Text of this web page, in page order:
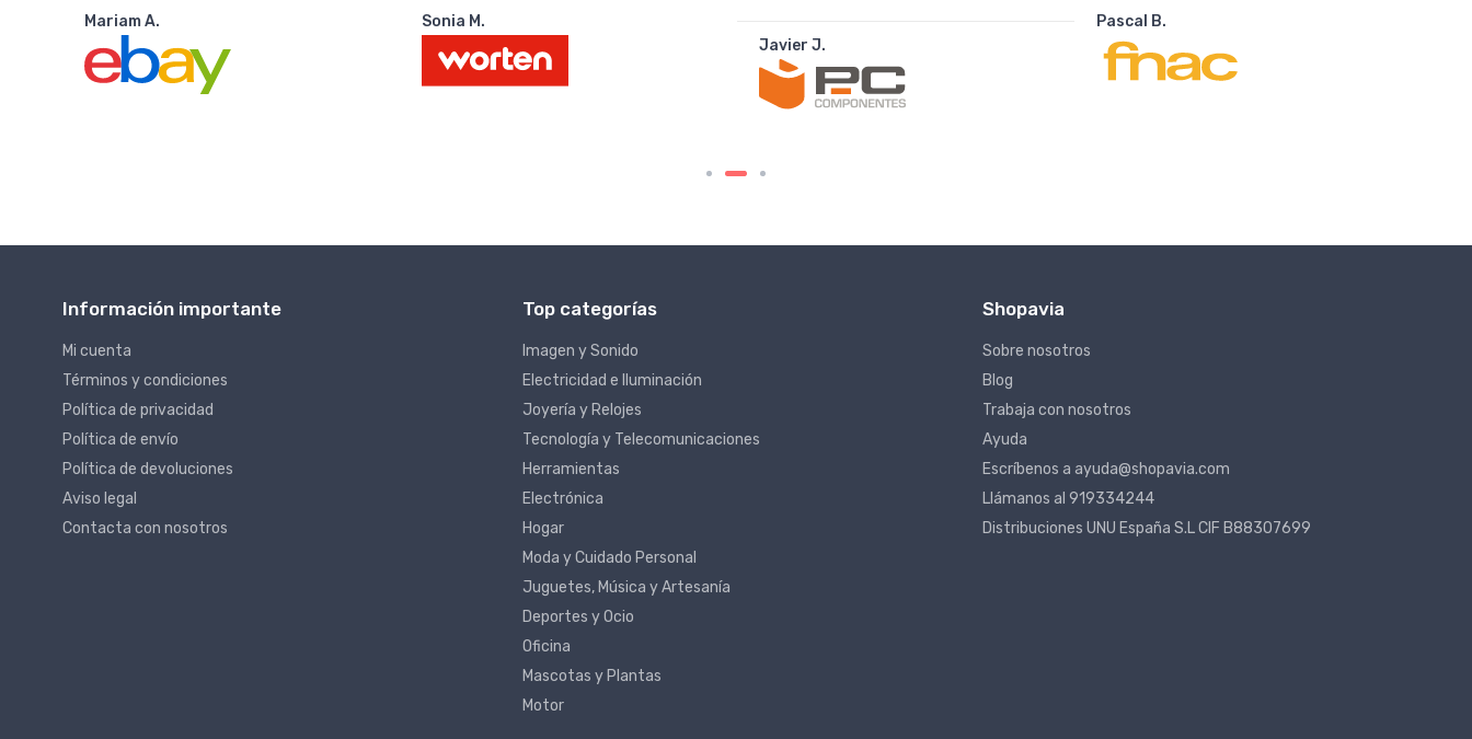
Mariam A. Sonia M.
Javier J.
Pascal B.
Información importante
Mi cuenta
Términos y condiciones
Política de privacidad
Política de envío
Política de devoluciones
Aviso legal
Contacta con nosotros
Top categorías
Imagen y Sonido
Electricidad e Iluminación
Joyería y Relojes
Tecnología y Telecomunicaciones
Herramientas
Electrónica
Hogar
Moda y Cuidado Personal
Juguetes, Música y Artesanía
Deportes y Ocio
Oficina
Mascotas y Plantas
Motor
Shopavia
Sobre nosotros
Blog
Trabaja con nosotros
Ayuda
Escríbenos a ayuda@shopavia.com
Llámanos al 919334244
Distribuciones UNU España S.L CIF B88307699